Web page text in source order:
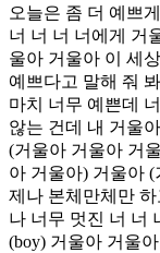
오늘은 좀 더 예쁘
너 너 너 너에게 거
울아 거울아 이 세
예쁘다고 말해 줘
마치 너무 예쁜데
않는 건데 내 거울
(거울아 거울아 거
아 거울아) 거울아
제나 본체만체만
나 너무 멋진 너 너
(boy) 거울아 거울